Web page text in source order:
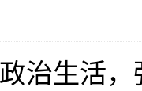
治生活